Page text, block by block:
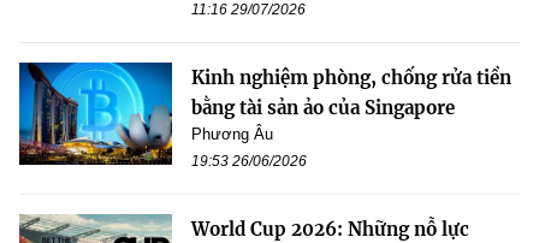
11:16 29/07/2026
Kinh nghiệm phòng, chống rửa tiền
bằng tài sản ảo của Singapore
Phương Âu
19:53 26/06/2026
World Cup 2026: Những nỗ lực